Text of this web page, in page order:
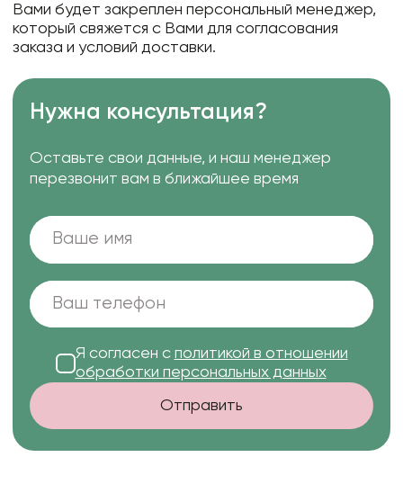
Плёнка с золотой стороной 60 см * 10 м
Плёнка "Цветочное настроение" 57 см * 10 м
Вами будет закреплен персональный менеджер,
который свяжется с Вами для согласования
заказа и условий доставки.
Нужна консультация?
Оставьте свои данные, и наш менеджер
перезвонит вам в ближайшее время
Я согласен с политикой в отношении
обработки персональных данных
Отправить